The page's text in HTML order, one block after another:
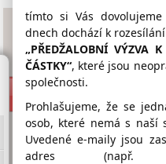
tímto si Vás
dnech dochází k
„PŘEDŽALOBNÍ VÝZVA
ČÁSTKY“, které jsou
společnosti.
Prohlašujeme, že se
osob, které nemá s naší
Uvedené e-maily jsou
adres (např.